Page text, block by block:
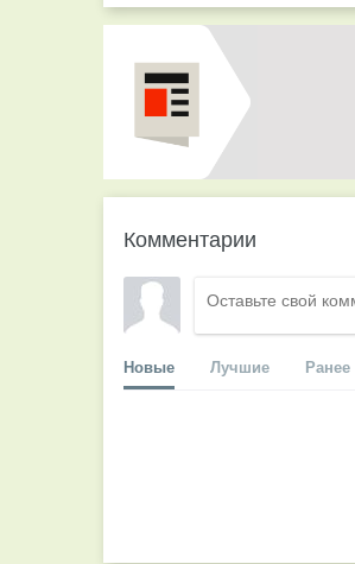
Комментарии
Новые Лучшие Ранее